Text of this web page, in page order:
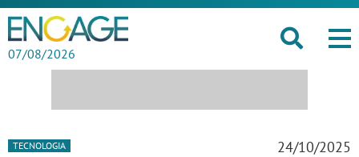
07/08/2026
TECNOLOGIA 24/10/2025